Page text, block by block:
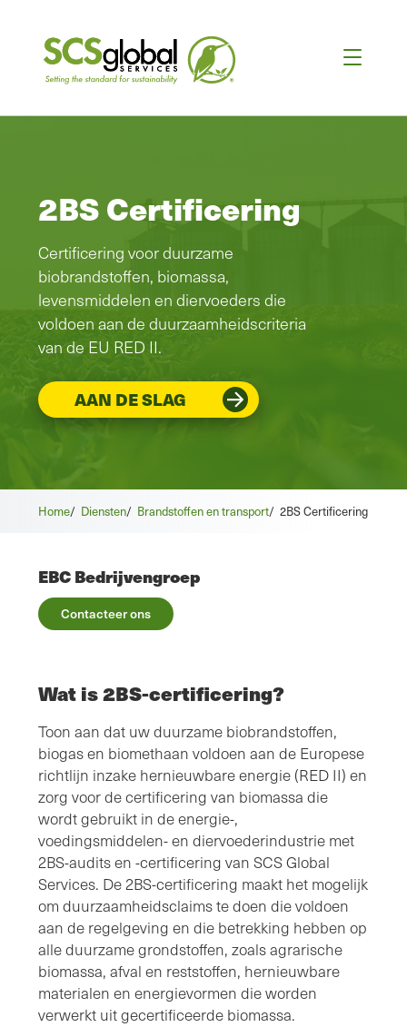
2BS Certificering
Certificering voor duurzame
biobrandstoffen, biomassa,
levensmiddelen en diervoeders die
voldoen aan de duurzaamheidscriteria
van de EU RED II.
AAN DE SLAG
Home/ Diensten/ Brandstoffen en transport/ 2BS Certificering
EBC Bedrijvengroep
Contacteer ons
Wat is 2BS-certificering?
Toon aan dat uw duurzame biobrandstoffen,
biogas en biomethaan voldoen aan de Europese
richtlijn inzake hernieuwbare energie (RED II) en
zorg voor de certificering van biomassa die
wordt gebruikt in de energie-,
voedingsmiddelen- en diervoederindustrie met
2BS-audits en -certificering van SCS Global
Services. De 2BS-certificering maakt het mogelijk
om duurzaamheidsclaims te doen die voldoen
aan de regelgeving en die betrekking hebben op
alle duurzame grondstoffen, zoals agrarische
biomassa, afval en reststoffen, hernieuwbare
materialen en energievormen die worden
verwerkt uit gecertificeerde biomassa.